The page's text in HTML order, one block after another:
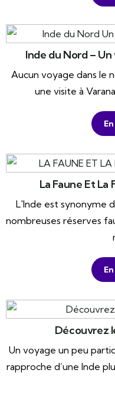
Inde du Nord –
Aucun voyage dans le
une visite à
La Faune Et La
L'Inde est synonyme
nombreuses réserves
Découvrez
Un voyage un peu
rapproche d’une Inde